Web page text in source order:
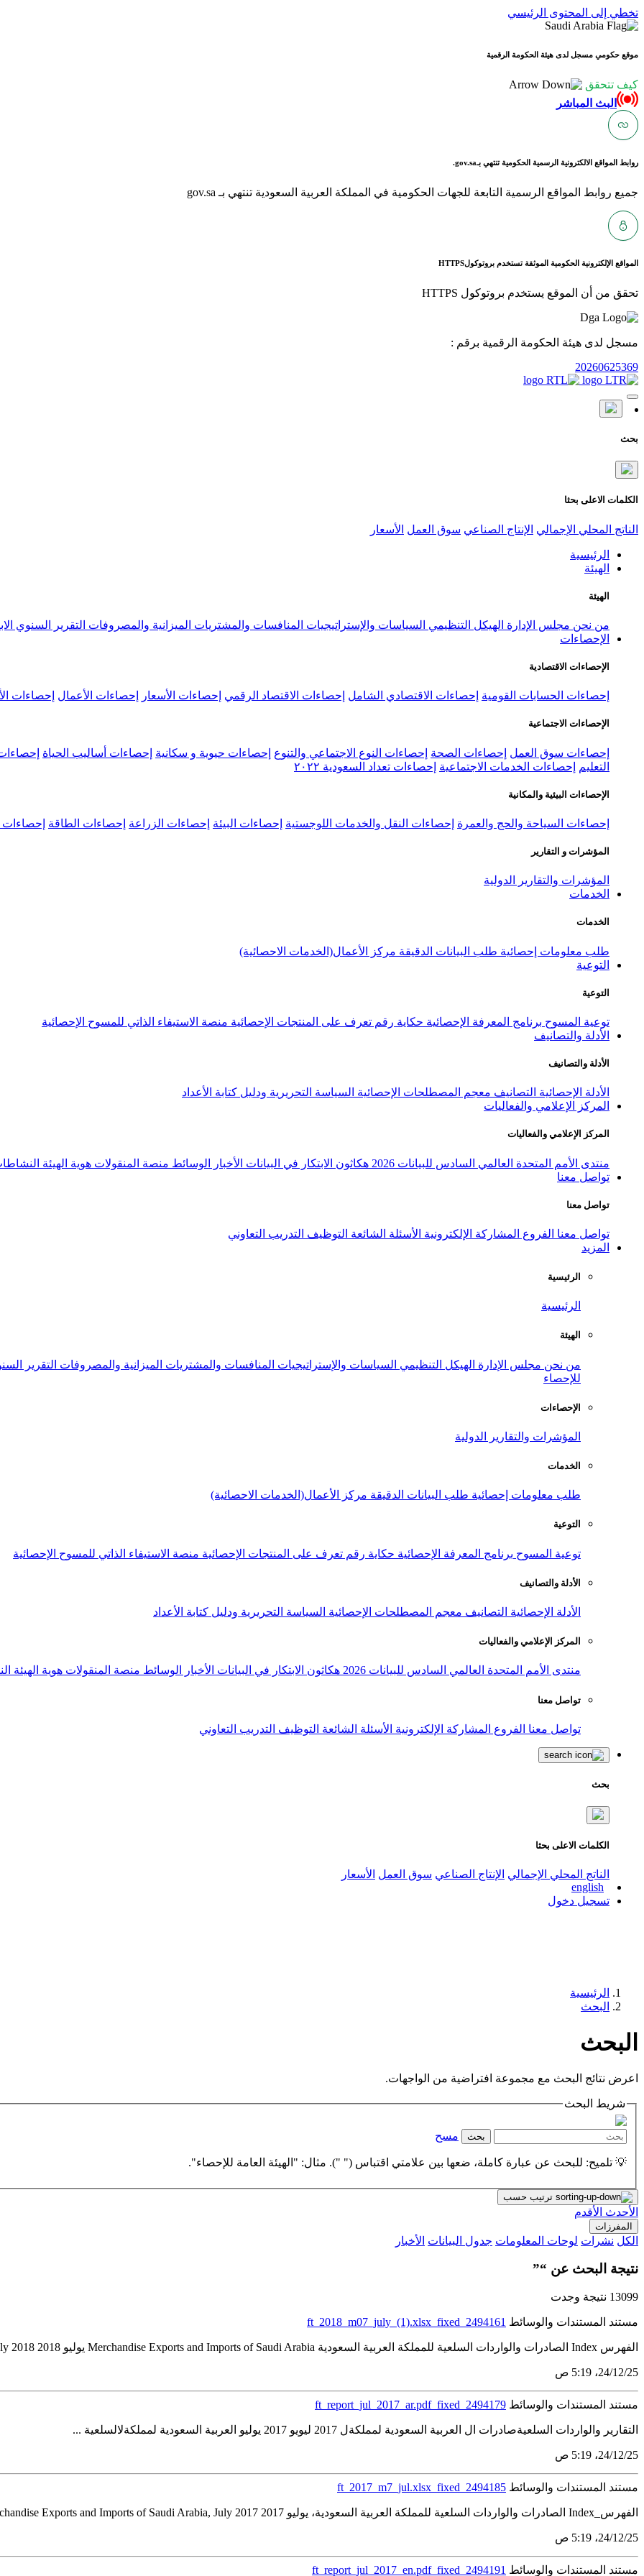
تخطي إلى المحتوى الرئيسي
موقع حكومي مسجل لدى هيئة الحكومة الرقمية
كيف تتحقق
البث المباشر
روابط المواقع الالكترونية الرسمية الحكومية تنتهي بـgov.sa.
جميع روابط المواقع الرسمية التابعة للجهات الحكومية في المملكة العربية السعودية تنتهي بـ gov.sa
المواقع الإلكترونية الحكومية الموثقة تستخدم بروتوكولHTTPS
تحقق من أن الموقع يستخدم بروتوكول HTTPS
مسجل لدى هيئة الحكومة الرقمية برقم :
20260625369
بحث
الكلمات الاعلى بحثا
الناتج المحلي الإجمالي الإنتاج الصناعي سوق العمل الأسعار
الرئيسية
الهيئة
الهيئة
من نحن مجلس الإدارة الهيكل التنظيمي السياسات والإستراتيجيات المنافسات والمشتريات الميزانية والمصروفات التقرير السنوي
الإحصاءات
الإحصاءات الاقتصادية
إحصاءات الحسابات القومية إحصاءات الاقتصادي الشامل إحصاءات الاقتصاد الرقمي إحصاءات الأسعار إحصاءات الأعمال إحصاءات
الإحصاءات الاجتماعية
إحصاءات سوق العمل إحصاءات الصحة إحصاءات النوع الاجتماعي والتنوع إحصاءات حيوية و سكانية إحصاءات أساليب الحياة
التعليم
إحصاءات الخدمات الاجتماعية إحصاءات تعداد السعودية ٢٠٢٢
الإحصاءات البيئية والمكانية
إحصاءات السياحة والحج والعمرة إحصاءات النقل والخدمات اللوجستية إحصاءات البيئة إحصاءات الزراعة إحصاءات الطاقة إحصاءات
المؤشرات و التقارير
المؤشرات والتقارير الدولية
الخدمات
الخدمات
طلب معلومات إحصائية طلب البيانات الدقيقة مركز الأعمال(الخدمات الاحصائية)
التوعية
التوعية
توعية المسوح برنامج المعرفة الإحصائية حكاية رقم تعرف على المنتجات الإحصائية منصة الاستيفاء الذاتي للمسوح الإحصائية
الأدلة والتصانيف
الأدلة والتصانيف
الأدلة الإحصائية التصانيف معجم المصطلحات الإحصائية السياسة التحريرية ودليل كتابة الأعداد
المركز الإعلامي والفعاليات
المركز الإعلامي والفعاليات
منتدى الأمم المتحدة العالمي السادس للبيانات 2026 هكاثون الابتكار في البيانات الأخبار الوسائط منصة المنقولات هوية الهيئة
تواصل معنا
تواصل معنا
تواصل معنا الفروع المشاركة الإلكترونية الأسئلة الشائعة التوظيف التدريب التعاوني
المزيد
الرئيسية
الرئيسية
الهيئة
من نحن مجلس الإدارة الهيكل التنظيمي السياسات والإستراتيجيات المنافسات والمشتريات الميزانية والمصروفات التقرير
للإحصاء
الإحصاءات
المؤشرات والتقارير الدولية
الخدمات
طلب معلومات إحصائية طلب البيانات الدقيقة مركز الأعمال(الخدمات الاحصائية)
التوعية
توعية المسوح برنامج المعرفة الإحصائية حكاية رقم تعرف على المنتجات الإحصائية منصة الاستيفاء الذاتي للمسوح الإحصائية
الأدلة والتصانيف
الأدلة الإحصائية التصانيف معجم المصطلحات الإحصائية السياسة التحريرية ودليل كتابة الأعداد
المركز الإعلامي والفعاليات
منتدى الأمم المتحدة العالمي السادس للبيانات 2026 هكاثون الابتكار في البيانات الأخبار الوسائط منصة المنقولات هوية الهيئة
تواصل معنا
تواصل معنا الفروع المشاركة الإلكترونية الأسئلة الشائعة التوظيف التدريب التعاوني
بحث
الكلمات الاعلى بحثا
الناتج المحلي الإجمالي الإنتاج الصناعي سوق العمل الأسعار
english
تسجيل دخول
الرئيسية
البحث
البحث
اعرض نتائج البحث مع مجموعة افتراضية من الواجهات.
شريط البحث
بحث مسح
💡 تلميح: للبحث عن عبارة كاملة، ضعها بين علامتي اقتباس (" "). مثال: "الهيئة العامة للإحصاء".
ترتيب حسب
الأحدث الأقدم
المفرزات
الكل نشرات لوحات المعلومات جدول البيانات الأخبار
نتيجة البحث عن “”
13099 نتيجة وجدت
مستند المستندات والوسائط ft_2018_m07_july_(1).xlsx_fixed_2494161
الفهرس Index الصادرات والواردات السلعية للمملكة العربية السعودية Merchandise Exports and Imports of Saudi Arabia يوليو 2018 July 2018 رقم الجدول العــنــوان Subject Table 00 المفاهيم...
25‏/12‏/24، 5:19 ص
مستند المستندات والوسائط ft_report_jul_2017_ar.pdf_fixed_2494179
التقارير والواردات السلعيةصادرات ال العربية السعودية لمملكةل 2017 ليويو 2017 يوليو العربية السعودية لمملكةلالسلعية ...
25‏/12‏/24، 5:19 ص
مستند المستندات والوسائط ft_2017_m7_jul.xlsx_fixed_2494185
الفهرس_Index الصادرات والواردات السلعية للمملكة العربية السعودية، يوليو 2017 Merchandise Exports and Imports of Saudi Arabia, July 2017 رقم الجدول العــنــوان Subject Table 1 الصادرات...
25‏/12‏/24، 5:19 ص
مستند المستندات والوسائط ft_report_jul_2017_en.pdf_fixed_2494191